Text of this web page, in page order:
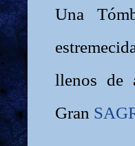
Una
llenos de
Gran